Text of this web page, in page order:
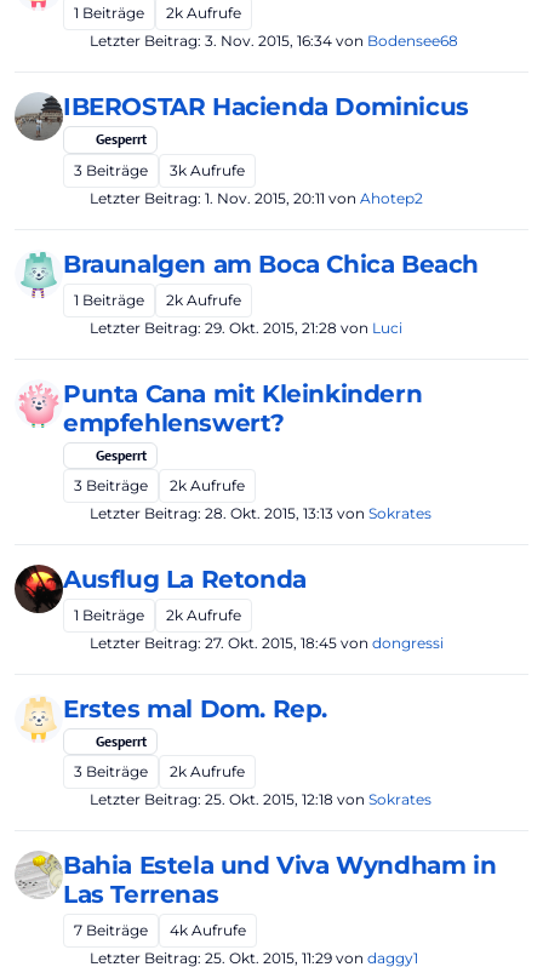
1 Beiträge 2k Aufrufe
Letzter Beitrag: 3. Nov. 2015, 16:34 von Bodensee68
IBEROSTAR Hacienda Dominicus
Gesperrt
3 Beiträge 3k Aufrufe
Letzter Beitrag: 1. Nov. 2015, 20:11 von Ahotep2
Braunalgen am Boca Chica Beach
1 Beiträge 2k Aufrufe
Letzter Beitrag: 29. Okt. 2015, 21:28 von Luci
Punta Cana mit Kleinkindern
empfehlenswert?
Gesperrt
3 Beiträge 2k Aufrufe
Letzter Beitrag: 28. Okt. 2015, 13:13 von Sokrates
Ausflug La Retonda
1 Beiträge 2k Aufrufe
Letzter Beitrag: 27. Okt. 2015, 18:45 von dongressi
Erstes mal Dom. Rep.
Gesperrt
3 Beiträge 2k Aufrufe
Letzter Beitrag: 25. Okt. 2015, 12:18 von Sokrates
Bahia Estela und Viva Wyndham in
Las Terrenas
7 Beiträge 4k Aufrufe
Letzter Beitrag: 25. Okt. 2015, 11:29 von daggy1